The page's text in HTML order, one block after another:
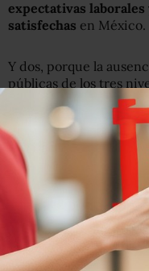
expectativas laborales
satisfechas en México.
Y dos, porque la
públicas de los tres
necesidades de
bienestar, pueden
ofrece el gobierno y las
Dentro de este grupo
CCIS destacó como
en Morelos; La Piedad
Salvatierra, en